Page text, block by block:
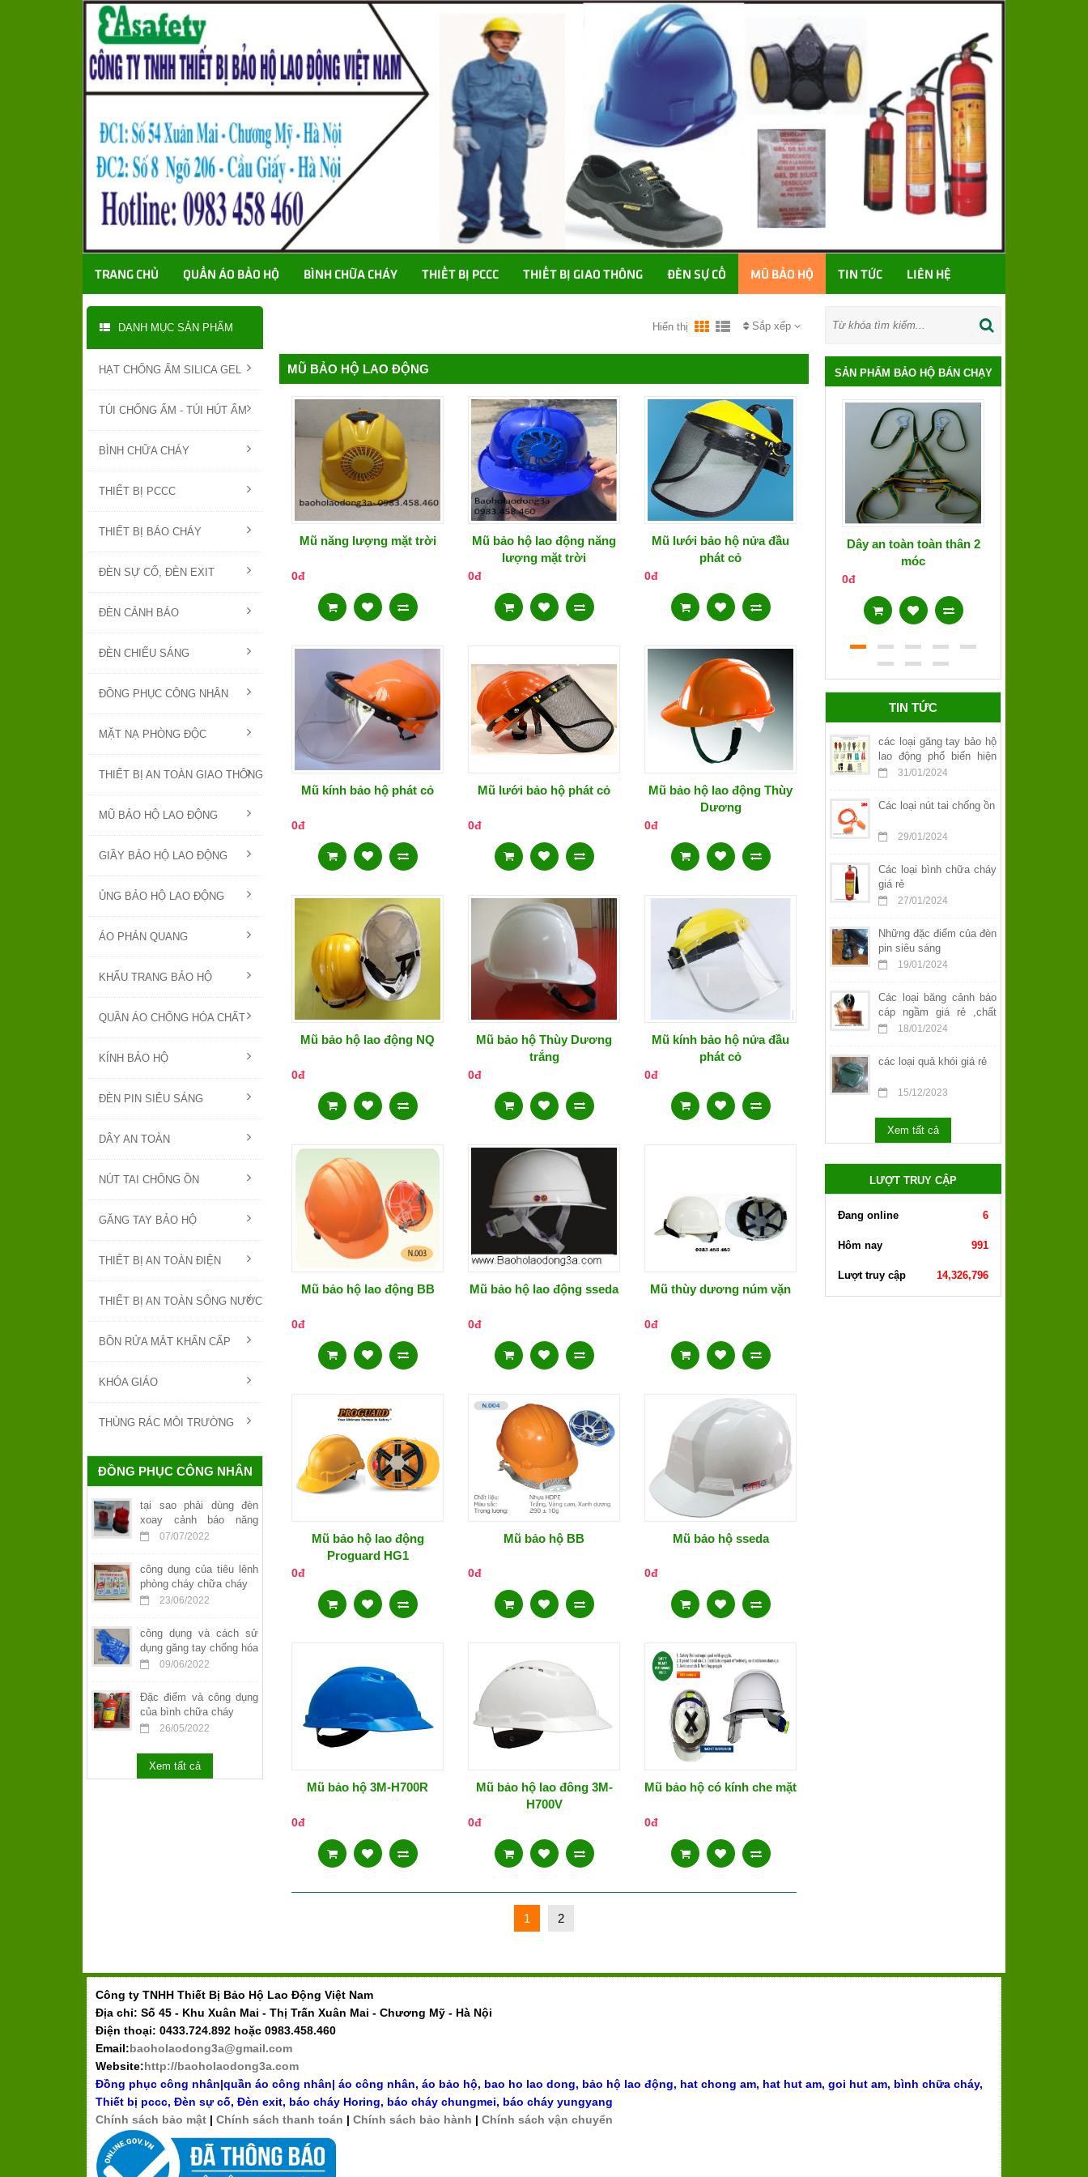
TRANG CHỦ QUẦN ÁO BẢO HỘ BÌNH CHỮA CHÁY THIẾT BỊ PCCC THIẾT BỊ GIAO THÔNG ĐÈN SỰ CỐ MŨ BẢO HỘ TIN TỨC LIÊN HỆ
DANH MỤC SẢN PHẨM
HẠT CHỐNG ẨM SILICA GEL
TÚI CHỐNG ẨM - TÚI HÚT ẨM
BÌNH CHỮA CHÁY
THIẾT BỊ PCCC
THIẾT BỊ BÁO CHÁY
ĐÈN SỰ CỐ, ĐÈN EXIT
ĐÈN CẢNH BÁO
ĐÈN CHIẾU SÁNG
ĐỒNG PHỤC CÔNG NHÂN
MẶT NẠ PHÒNG ĐỘC
THIẾT BỊ AN TOÀN GIAO THÔNG
MŨ BẢO HỘ LAO ĐỘNG
GIẦY BẢO HỘ LAO ĐỘNG
ỦNG BẢO HỘ LAO ĐỘNG
ÁO PHẢN QUANG
KHẨU TRANG BẢO HỘ
QUẦN ÁO CHỐNG HÓA CHẤT
KÍNH BẢO HỘ
ĐÈN PIN SIÊU SÁNG
DÂY AN TOÀN
NÚT TAI CHỐNG ỒN
GĂNG TAY BẢO HỘ
THIẾT BỊ AN TOÀN ĐIỆN
THIẾT BỊ AN TOÀN SÔNG NƯỚC
BỒN RỬA MẮT KHẨN CẤP
KHÓA GIÁO
THÙNG RÁC MÔI TRƯỜNG
ĐỒNG PHỤC CÔNG NHÂN
tại sao phải dùng đèn
xoay cảnh báo năng
lượng mặt trời
07/07/2022
công dụng của tiêu lênh
phòng cháy chữa cháy
23/06/2022
công dụng và cách sử
dụng găng tay chống hóa
chất09/06/2022
Đặc điểm và công dụng
của bình chữa cháy
26/05/2022
Xem tất cả
Sắp xếp
Hiển thị
MŨ BẢO HỘ LAO ĐỘNG
Mũ năng lượng mặt trời
0đ
Mũ bảo hộ lao động năng
lượng mặt trời
0đ
Mũ lưới bảo hộ nửa đầu
phát cỏ
0đ
Mũ kính bảo hộ phát cỏ
0đ
Mũ lưới bảo hộ phát cỏ
0đ
Mũ bảo hộ lao động Thùy
Dương
0đ
Mũ bảo hộ lao động NQ
0đ
Mũ bảo hộ Thùy Dương
trắng
0đ
Mũ kính bảo hộ nửa đầu
phát cỏ
0đ
Mũ bảo hộ lao động BB
0đ
Mũ bảo hộ lao động sseda
0đ
Mũ thùy dương núm vặn
0đ
Mũ bảo hộ lao động
Proguard HG1
0đ
Mũ bảo hộ BB
0đ
Mũ bảo hộ sseda
0đ
Mũ bảo hộ 3M-H700R
0đ
Mũ bảo hộ lao đông 3M-
H700V
0đ
Mũ bảo hộ có kính che mặt
0đ
1 2
SẢN PHẨM BẢO HỘ BÁN CHẠY
Dây an toàn toàn thân 2
móc
0đ
TIN TỨC
các loại găng tay bảo hộ
lao động phổ biến hiện
nay
31/01/2024
Các loại nút tai chống ồn
29/01/2024
Các loại bình chữa cháy
giá rẻ
27/01/2024
Những đặc điểm của đèn
pin siêu sáng
19/01/2024
Các loại băng cảnh báo
cáp ngầm giá rẻ ,chất
lượng18/01/2024
các loại quả khói giá rẻ
15/12/2023
Xem tất cả
LƯỢT TRUY CẬP
Đang online 6
Hôm nay 991
Lượt truy cập 14,326,796
Công ty TNHH Thiết Bị Bảo Hộ Lao Động Việt Nam
Địa chỉ: Số 45 - Khu Xuân Mai - Thị Trấn Xuân Mai - Chương Mỹ - Hà Nội
Điện thoại: 0433.724.892 hoặc 0983.458.460
Email:baoholaodong3a@gmail.com
Website:http://baoholaodong3a.com
Đồng phục công nhân|quần áo công nhân| áo công nhân, áo bảo hộ, bao ho lao dong, bảo hộ lao động, hat chong am, hat hut am, goi hut am, bình chữa cháy,
Thiết bị pccc, Đèn sự cố, Đèn exit, báo cháy Horing, báo cháy chungmei, báo cháy yungyang
Chính sách bảo mật | Chính sách thanh toán | Chính sách bảo hành | Chính sách vận chuyển